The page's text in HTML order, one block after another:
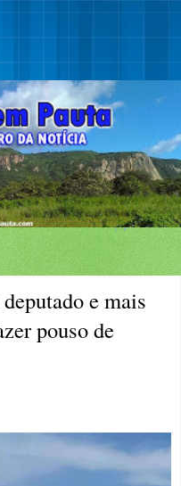
e mais
pouso de